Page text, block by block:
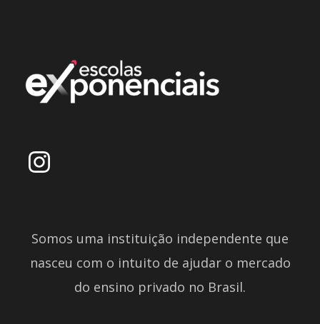
Somos uma instituição independente que
nasceu com o intuito de ajudar o mercado
do ensino privado no Brasil.